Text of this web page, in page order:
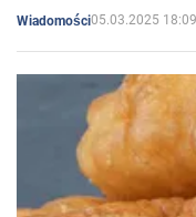
Wiadomości05.03.2025 18:09